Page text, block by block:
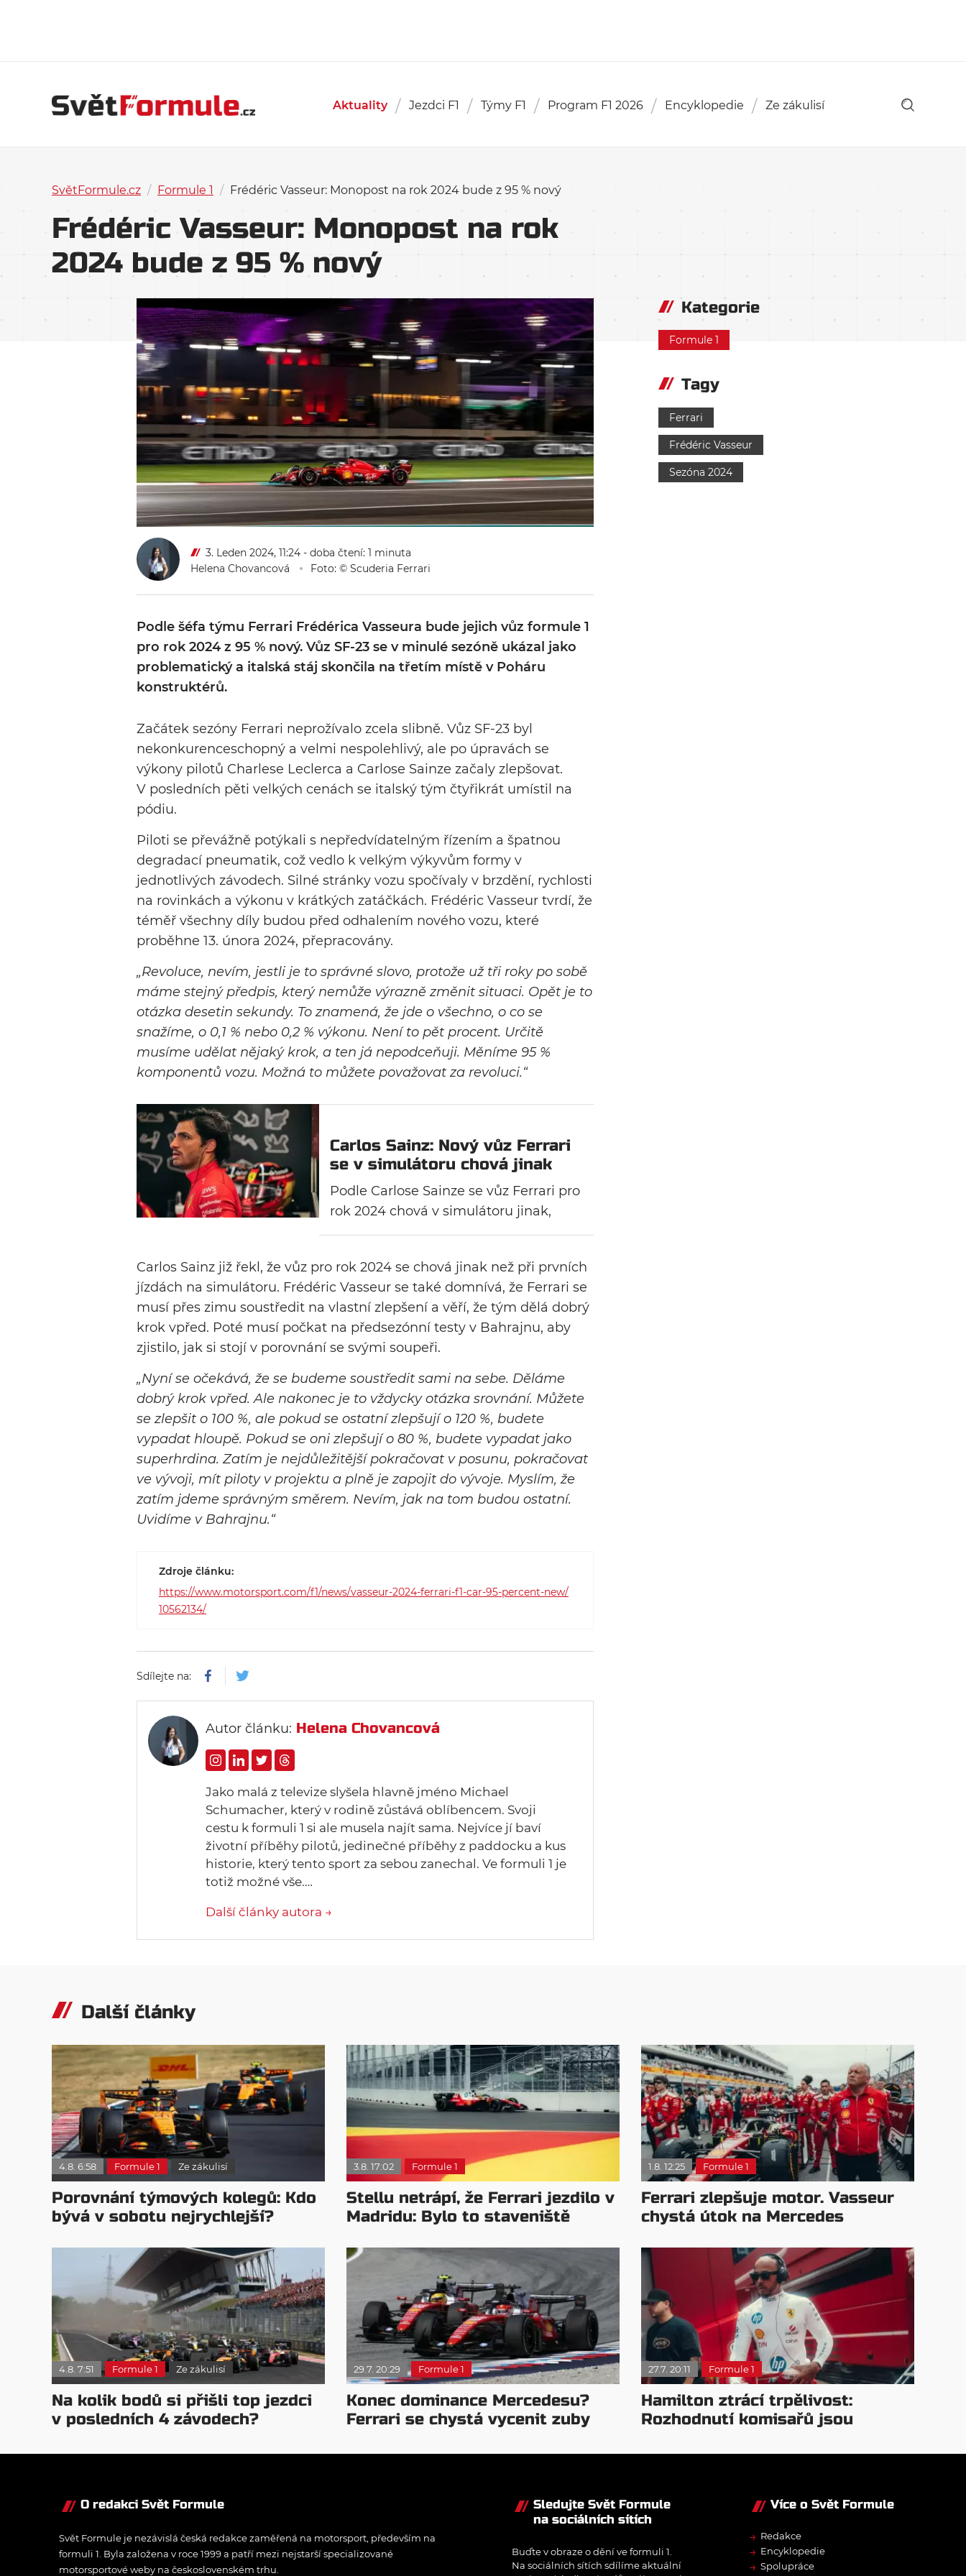
Aktuality Jezdci F1 Týmy F1 Program F1 2026 Encyklopedie Ze zákulisí
SvětFormule.cz / Formule 1 / Frédéric Vasseur: Monopost na rok 2024 bude z 95 % nový
Frédéric Vasseur: Monopost na rok
2024 bude z 95 % nový
3. Leden 2024, 11:24 - doba čtení: 1 minuta
Helena Chovancová
Foto: © Scuderia Ferrari
Podle šéfa týmu Ferrari Frédérica Vasseura bude jejich vůz formule 1
pro rok 2024 z 95 % nový. Vůz SF-23 se v minulé sezóně ukázal jako
problematický a italská stáj skončila na třetím místě v Poháru
konstruktérů.
Začátek sezóny Ferrari neprožívalo zcela slibně. Vůz SF-23 byl
nekonkurenceschopný a velmi nespolehlivý, ale po úpravách se
výkony pilotů Charlese Leclerca a Carlose Sainze začaly zlepšovat.
V posledních pěti velkých cenách se italský tým čtyřikrát umístil na
pódiu.
Piloti se převážně potýkali s nepředvídatelným řízením a špatnou
degradací pneumatik, což vedlo k velkým výkyvům formy v
jednotlivých závodech. Silné stránky vozu spočívaly v brzdění, rychlosti
na rovinkách a výkonu v krátkých zatáčkách. Frédéric Vasseur tvrdí, že
téměř všechny díly budou před odhalením nového vozu, které
proběhne 13. února 2024, přepracovány.
„Revoluce, nevím, jestli je to správné slovo, protože už tři roky po sobě
máme stejný předpis, který nemůže výrazně změnit situaci. Opět je to
otázka desetin sekundy. To znamená, že jde o všechno, o co se
snažíme, o 0,1 % nebo 0,2 % výkonu. Není to pět procent. Určitě
musíme udělat nějaký krok, a ten já nepodceňuji. Měníme 95 %
komponentů vozu. Možná to můžete považovat za revoluci.“
Carlos Sainz: Nový vůz Ferrari
se v simulátoru chová jinak
Podle Carlose Sainze se vůz Ferrari pro
rok 2024 chová v simulátoru jinak,
protože se tým snaží odstranit velké
minulé sezóně brzdily. Italské stáji
těsně uniklo druhé místo v Poháru
konstruktérů, když po posledním
závodu sezóny ztratila tři body na
Mercedes.
Carlos Sainz již řekl, že vůz pro rok 2024 se chová jinak než při prvních
jízdách na simulátoru. Frédéric Vasseur se také domnívá, že Ferrari se
musí přes zimu soustředit na vlastní zlepšení a věří, že tým dělá dobrý
krok vpřed. Poté musí počkat na předsezónní testy v Bahrajnu, aby
zjistilo, jak si stojí v porovnání se svými soupeři.
„Nyní se očekává, že se budeme soustředit sami na sebe. Děláme
dobrý krok vpřed. Ale nakonec je to vždycky otázka srovnání. Můžete
se zlepšit o 100 %, ale pokud se ostatní zlepšují o 120 %, budete
vypadat hloupě. Pokud se oni zlepšují o 80 %, budete vypadat jako
superhrdina. Zatím je nejdůležitější pokračovat v posunu, pokračovat
ve vývoji, mít piloty v projektu a plně je zapojit do vývoje. Myslím, že
zatím jdeme správným směrem. Nevím, jak na tom budou ostatní.
Uvidíme v Bahrajnu.“
Zdroje článku:
https://www.motorsport.com/f1/news/vasseur-2024-ferrari-f1-car-95-percent-new/
10562134/
Sdílejte na:
Autor článku: Helena Chovancová
Jako malá z televize slyšela hlavně jméno Michael
Schumacher, který v rodině zůstává oblíbencem. Svoji
cestu k formuli 1 si ale musela najít sama. Nejvíce jí baví
životní příběhy pilotů, jedinečné příběhy z paddocku a kus
historie, který tento sport za sebou zanechal. Ve formuli 1 je
totiž možné vše.…
Další články autora →
Kategorie
Formule 1
Tagy
Ferrari
Frédéric Vasseur
Sezóna 2024
Další články
4.8. 6:58 Formule 1 Ze zákulisí
Porovnání týmových kolegů: Kdo
bývá v sobotu nejrychlejší?
3.8. 17:02 Formule 1
Stellu netrápí, že Ferrari jezdilo v
Madridu: Bylo to staveniště
1.8. 12:25 Formule 1
Ferrari zlepšuje motor. Vasseur
chystá útok na Mercedes
4.8. 7:51 Formule 1 Ze zákulisí
Na kolik bodů si přišli top jezdci
v posledních 4 závodech?
29.7. 20:29 Formule 1
Konec dominance Mercedesu?
Ferrari se chystá vycenit zuby
27.7. 20:11 Formule 1
Hamilton ztrácí trpělivost:
Rozhodnutí komisařů jsou
O redakci Svět Formule
Svět Formule je nezávislá česká redakce zaměřená na motorsport, především na
formuli 1. Byla založena v roce 1999 a patří mezi nejstarší specializované
motorsportové weby na československém trhu.
Sledujte Svět Formule
na sociálních sítích
Buďte v obraze o dění ve formuli 1.
Na sociálních sítích sdílíme aktuální
Více o Svět Formule
→ Redakce
→ Encyklopedie
→ Spolupráce